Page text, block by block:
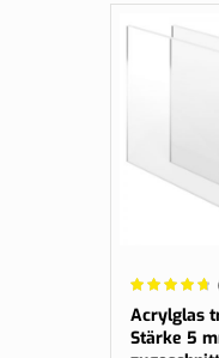
Wertung:
96.6667%
Acrylglas
Stärke 5